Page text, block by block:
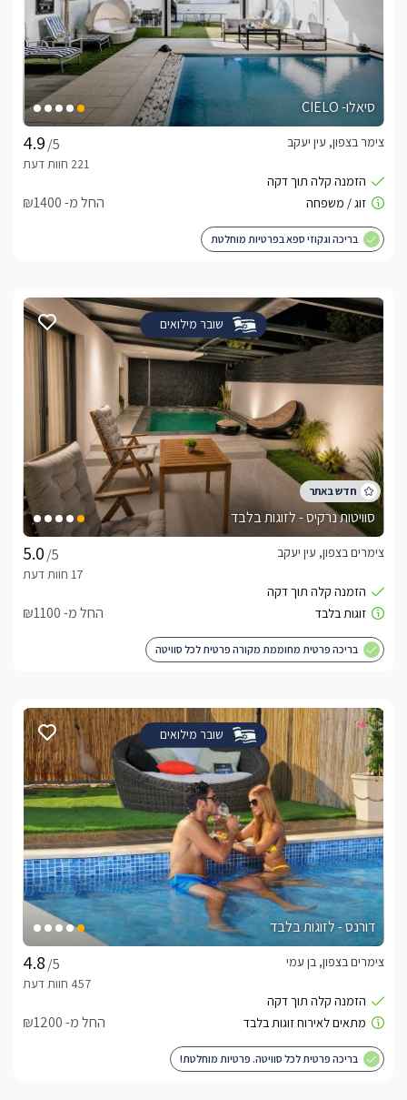
סיאלו- CIELO
/5
צימר בצפון, עין יעקב
החל מ- ₪1400
בריכה וגקוזי ספא בפרטיות מוחלטת
שובר מילואים
סוויטות נרקיס - לזוגות בלבד
/5
צימרים בצפון, עין יעקב
החל מ- ₪1100
בריכה פרטית מחוממת מקורה פרטית לכל סוויטה
שובר מילואים
דורנס - לזוגות בלבד
/5
צימרים בצפון, בן עמי
החל מ- ₪1200
בריכה פרטית לכל סוויטה. פרטיות מוחלטת!